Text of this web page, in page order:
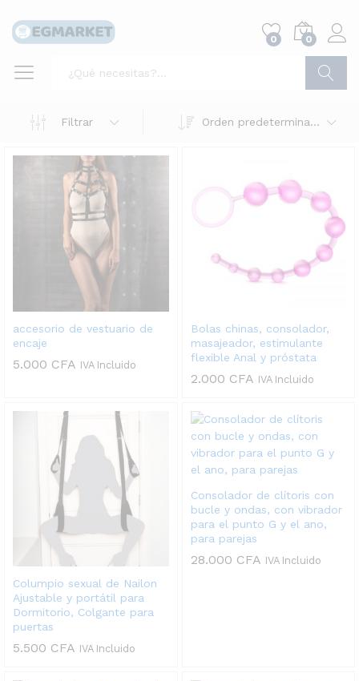
0 0
Filtrar
Orden predeterminado
accesorio de vestuario de
encaje
5.000 CFA IVA Incluido
Bolas chinas, consolador,
masajeador, estimulante
flexible Anal y próstata
2.000 CFA IVA Incluido
Columpio sexual de Nailon
Ajustable y portátil para
Dormitorio, Colgante para
puertas
5.500 CFA IVA Incluido
Consolador de clítoris con
bucle y ondas, con vibrador
para el punto G y el ano,
para parejas
28.000 CFA IVA Incluido